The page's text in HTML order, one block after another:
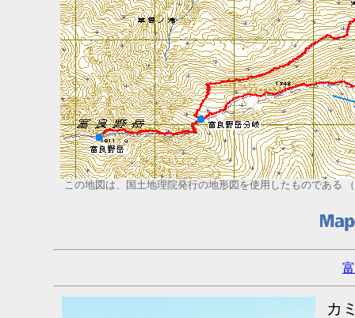
この地図は、国土地理院発行の地形図を使用したものである
カ